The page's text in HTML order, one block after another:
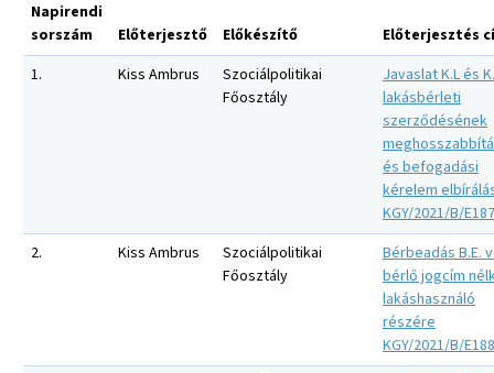
Napirendi
sorszám
Előterjesztő Előkészítő
Előterjesztés
1.
Kiss Ambrus
Szociálpolitikai
Főosztály
Javaslat K.L és
lakásbérleti
szerződésének
és befogadási
kérelem
KGY/2021/B/E187
2.
Kiss Ambrus
Szociálpolitikai
Főosztály
Bérbeadás B.E.
bérlő jogcím
lakáshasználó
részére
KGY/2021/B/E188